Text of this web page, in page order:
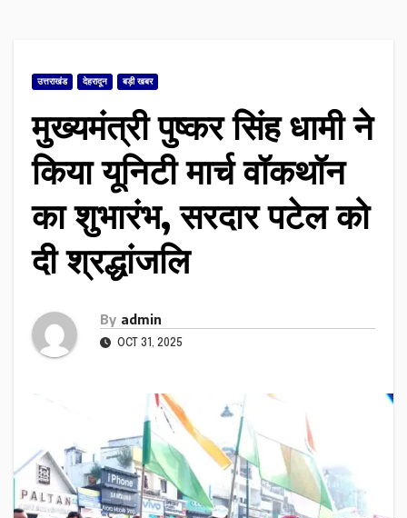
उत्तराखंड देहरादून बड़ी खबर
मुख्यमंत्री पुष्कर सिंह धामी ने
किया यूनिटी मार्च वॉकथॉन
का शुभारंभ, सरदार पटेल को
दी श्रद्धांजलि
By admin
OCT 31, 2025